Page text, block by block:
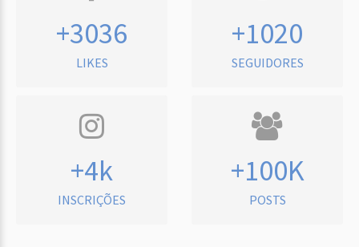
+3036
LIKES
+1020
SEGUIDORES
+4k
INSCRIÇÕES
+100K
POSTS